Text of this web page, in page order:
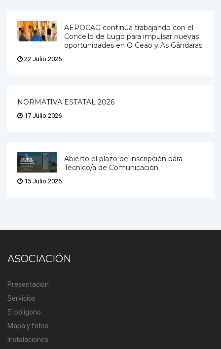
AEPOCAG continúa trabajando con el
Concello de Lugo para impulsar nuevas
oportunidades en O Ceao y As Gándaras
22 Julio 2026
NORMATIVA ESTATAL 2026
17 Julio 2026
Abierto el plazo de inscripción para
Técnico/a de Comunicación
15 Julio 2026
ASOCIACIÓN
Presentación
Servicios
El polígono
Mapa y fotos
Instalaciones